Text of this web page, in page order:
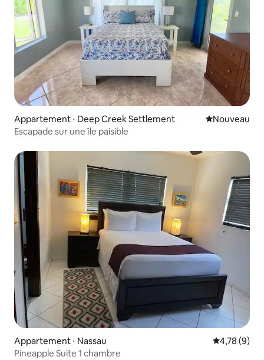
Appartement ⋅ Deep Creek Settlement Nouvel
Nouveau
Escapade sur une île paisible
Appartement ⋅ Nassau Évaluation
4,78 (9)
Pineapple Suite 1 chambre